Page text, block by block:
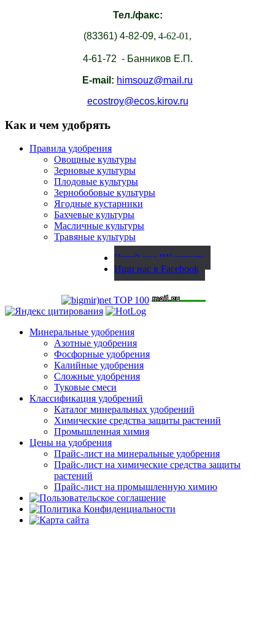
Тел./факс:
(83361) 4-82-09, 4-62-01,
4-61-72 - Банников Е.П.
E-mail: himsouz@mail.ru
ecostroy@ecos.kirov.ru
Как и чем удобрять
Правила удобрения
Овощные культуры
Зерновые культуры
Плодовые культуры
Зернобобовые культуры
Ягодные кустарники
Бахчевые культуры
Масличные культуры
Травяные культуры
Читай нас ВКонтакте
Ищи нас в Facebook
Минеральные удобрения
Азотные удобрения
Фосфорные удобрения
Калийные удобрения
Сложные удобрения
Туковые смеси
Классификация удобрений
Каталог минеральных удобрений
Химические средства защиты растений
Промышленная химия
Цены на удобрения
Прайс-лист на минеральные удобрения
Прайс-лист на химические средства защиты
растений
Прайс-лист на промышленную химию